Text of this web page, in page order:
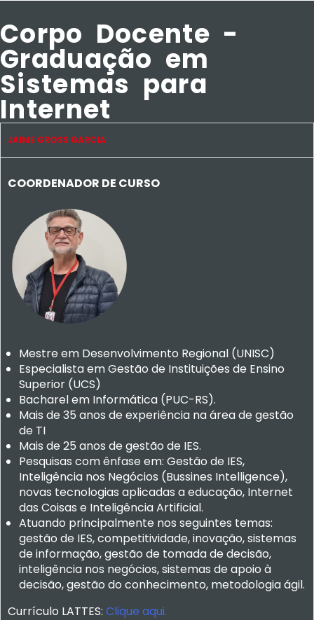
Corpo Docente -
Graduação em
Sistemas para
Internet
JAIME GROSS GARCIA
COORDENADOR DE CURSO
Mestre em Desenvolvimento Regional (UNISC)
Especialista em Gestão de Instituições de Ensino
Superior (UCS)
Bacharel em Informática (PUC-RS).
Mais de 35 anos de experiência na área de gestão
de TI
Mais de 25 anos de gestão de IES.
Pesquisas com ênfase em: Gestão de IES,
Inteligência nos Negócios (Bussines Intelligence),
novas tecnologias aplicadas a educação, Internet
das Coisas e Inteligência Artificial.
Atuando principalmente nos seguintes temas:
gestão de IES, competitividade, inovação, sistemas
de informação, gestão de tomada de decisão,
inteligência nos negócios, sistemas de apoio à
decisão, gestão do conhecimento, metodologia ágil.
Currículo LATTES: Clique aqui.